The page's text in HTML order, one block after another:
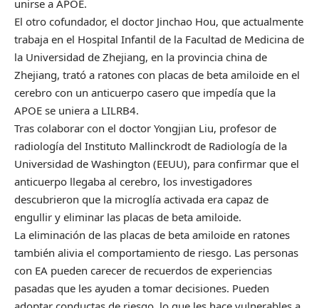
unirse a APOE.
El otro cofundador, el doctor Jinchao Hou, que actualmente
trabaja en el Hospital Infantil de la Facultad de Medicina de
la Universidad de Zhejiang, en la provincia china de
Zhejiang, trató a ratones con placas de beta amiloide en el
cerebro con un anticuerpo casero que impedía que la
APOE se uniera a LILRB4.
Tras colaborar con el doctor Yongjian Liu, profesor de
radiología del Instituto Mallinckrodt de Radiología de la
Universidad de Washington (EEUU), para confirmar que el
anticuerpo llegaba al cerebro, los investigadores
descubrieron que la microglía activada era capaz de
engullir y eliminar las placas de beta amiloide.
La eliminación de las placas de beta amiloide en ratones
también alivia el comportamiento de riesgo. Las personas
con EA pueden carecer de recuerdos de experiencias
pasadas que les ayuden a tomar decisiones. Pueden